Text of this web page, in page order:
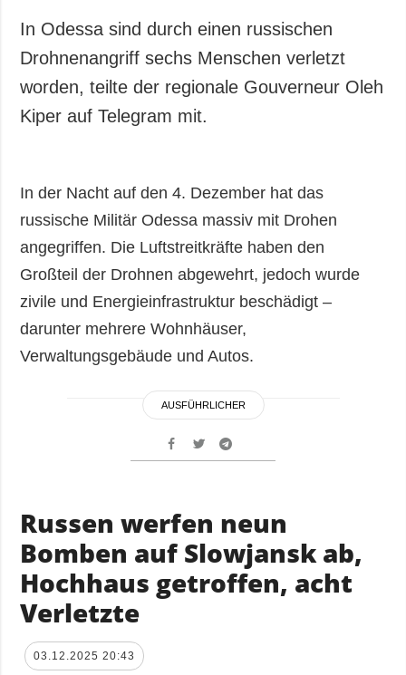
In Odessa sind durch einen russischen
Drohnenangriff sechs Menschen verletzt
worden, teilte der regionale Gouverneur Oleh
Kiper auf Telegram mit.
In der Nacht auf den 4. Dezember hat das
russische Militär Odessa massiv mit Drohen
angegriffen. Die Luftstreitkräfte haben den
Großteil der Drohnen abgewehrt, jedoch wurde
zivile und Energieinfrastruktur beschädigt –
darunter mehrere Wohnhäuser,
Verwaltungsgebäude und Autos.
AUSFÜHRLICHER
Russen werfen neun
Bomben auf Slowjansk ab,
Hochhaus getroffen, acht
Verletzte
03.12.2025 20:43